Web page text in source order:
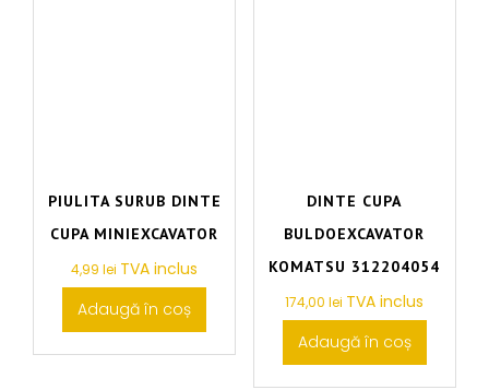
PIULITA SURUB DINTE
CUPA MINIEXCAVATOR
4,99lei TVA inclus
Adaugă în coș
DINTE CUPA
BULDOEXCAVATOR
KOMATSU 312204054
174,00lei TVA inclus
Adaugă în coș